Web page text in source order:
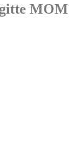
MOM